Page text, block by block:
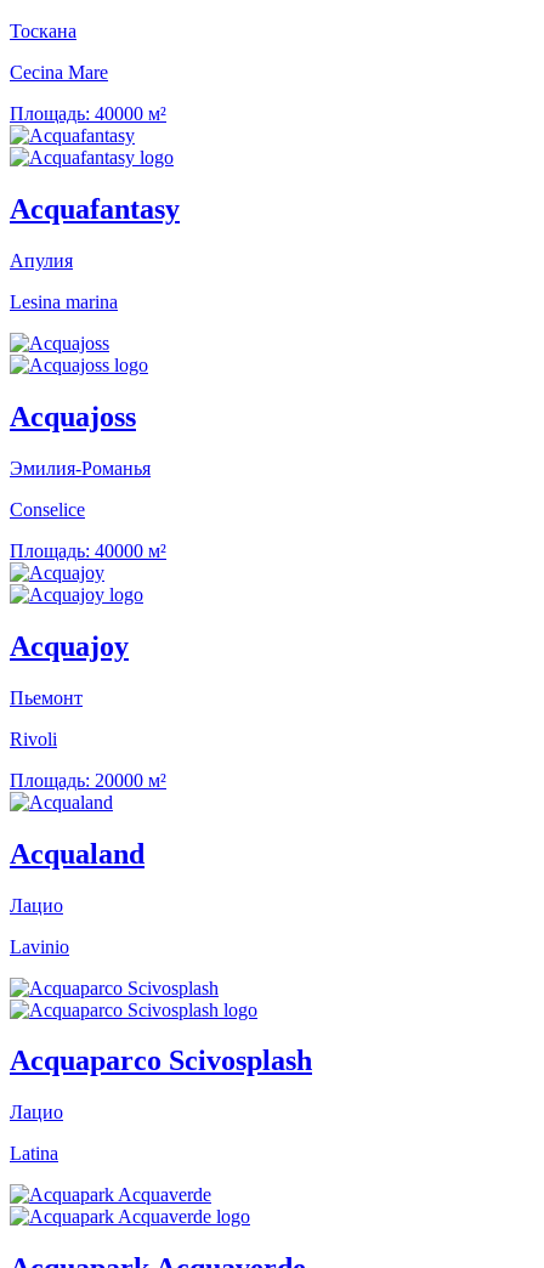
Тоскана
Cecina Mare
Площадь: 40000 м²
Acquafantasy
Апулия
Lesina marina
Acquajoss
Эмилия-Романья
Conselice
Площадь: 40000 м²
Acquajoy
Пьемонт
Rivoli
Площадь: 20000 м²
Acqualand
Лацио
Lavinio
Acquaparco Scivosplash
Лацио
Latina